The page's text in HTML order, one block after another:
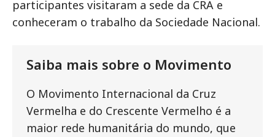
participantes visitaram a sede da CRA e
conheceram o trabalho da Sociedade Nacional.
Saiba mais sobre o Movimento
O Movimento Internacional da Cruz
Vermelha e do Crescente Vermelho é a
maior rede humanitária do mundo, que